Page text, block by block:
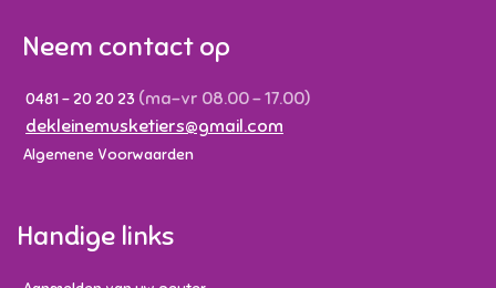
Neem contact op
0481 - 20 20 23 (ma-vr 08.00 - 17.00)
dekleinemusketiers@gmail.com
Algemene Voorwaarden
Handige links